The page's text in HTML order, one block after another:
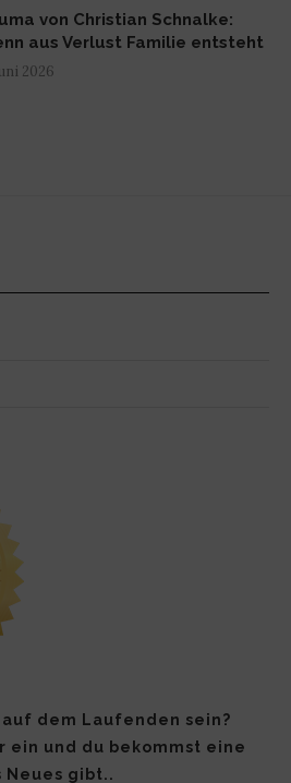
von Christian Schnalke:
aus Verlust Familie entsteht
2026
dem Laufenden sein?
ein und du bekommst eine
Neues gibt..